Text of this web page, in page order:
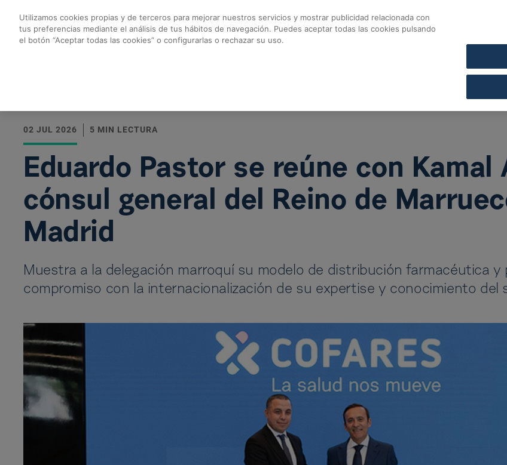
CONTACTO COFARES SECCIÓN DE
Eduardo Pastor se reúne con Kamal
02 JUL 2026 5 MIN LECTURA
Eduardo Pastor se reúne con Kamal
cónsul general del Reino de
Madrid
Muestra a la delegación marroquí su modelo de distribución farmacéutica y
compromiso con la internacionalización de su expertise y conocimiento del
Utilizamos cookies propias y de terceros para mejorar nuestros servicios y mostrar publicidad relacionada con
tus preferencias mediante el análisis de tus hábitos de navegación. Puedes aceptar todas las cookies pulsando
el botón “Aceptar todas las cookies” o configurarlas o rechazar su uso.